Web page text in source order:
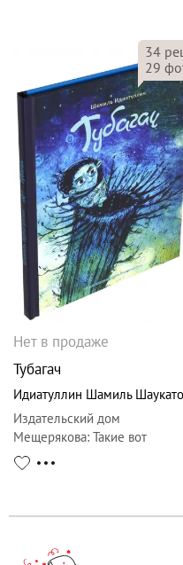
34
29
Нет в продаже
Тубагач
Идиатуллин Шамиль
Издательский дом
Мещерякова: Такие вот
истории